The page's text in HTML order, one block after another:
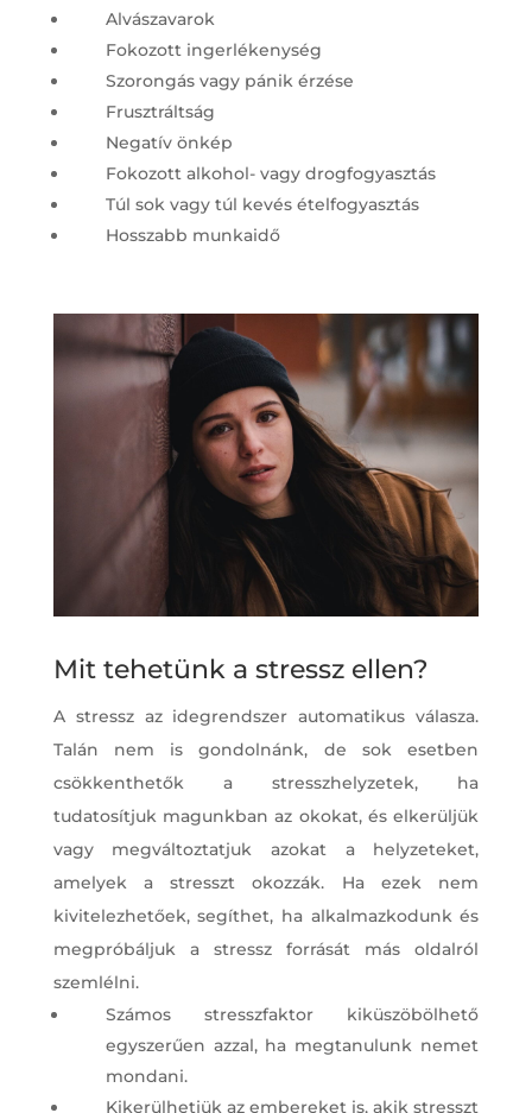
Alvászavarok
Fokozott ingerlékenység
Szorongás vagy pánik érzése
Frusztráltság
Negatív önkép
Fokozott alkohol- vagy drogfogyasztás
Túl sok vagy túl kevés ételfogyasztás
Hosszabb munkaidő
Mit tehetünk a stressz ellen?
A stressz az idegrendszer automatikus válasza.
Talán nem is gondolnánk, de sok esetben
csökkenthetők a stresszhelyzetek, ha
tudatosítjuk magunkban az okokat, és elkerüljük
vagy megváltoztatjuk azokat a helyzeteket,
amelyek a stresszt okozzák. Ha ezek nem
kivitelezhetőek, segíthet, ha alkalmazkodunk és
megpróbáljuk a stressz forrását más oldalról
szemlélni.
Számos stresszfaktor kiküszöbölhető
egyszerűen azzal, ha megtanulunk nemet
mondani.
Kikerülhetjük az embereket is, akik stresszt